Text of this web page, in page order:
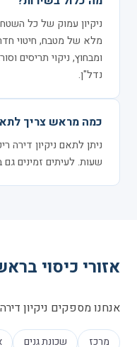
ניקיון עמוק של כל
מלא של מטבח, חיטוי
ומבחוץ, ניקוי תריסים
נדל"ן.
כמה מראש צריך
שעות. לעיתים זמינים
אזורי כיסוי
אנחנו מספקים ניקיון
מרכז שכונת גנים